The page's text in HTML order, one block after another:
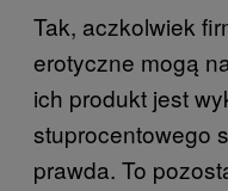
Tak, aczkolwiek
erotyczne mogą
ich produkt jest
stuprocentowego
prawda. To